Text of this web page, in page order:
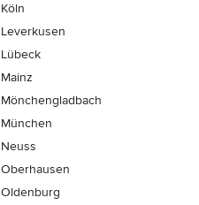
Köln
Leverkusen
Lübeck
Mainz
Mönchen­gladbach
München
Neuss
Oberhausen
Oldenburg